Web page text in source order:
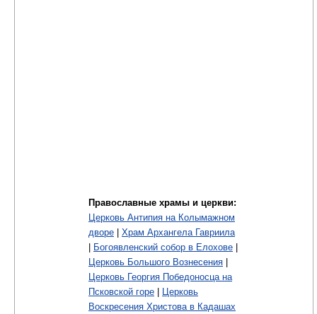
Православные храмы и церкви:
Церковь Антипия на Колымажном
дворе | Храм Архангела Гавриила
| Богоявленский собор в Елохове |
Церковь Большого Вознесения |
Церковь Георгия Победоносца на
Псковской горе | Церковь
Воскресения Христова в Кадашах